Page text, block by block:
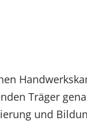
Träger
und